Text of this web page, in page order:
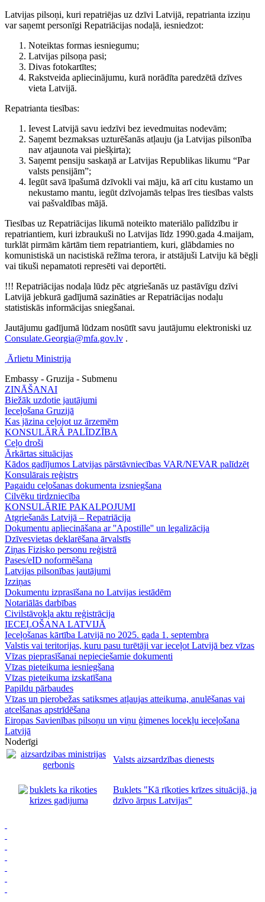
Latvijas pilsoņi, kuri repatriējas uz dzīvi Latvijā, repatrianta izziņu
var saņemt personīgi Repatriācijas nodaļā, iesniedzot:
Noteiktas formas iesniegumu;
Latvijas pilsoņa pasi;
Divas fotokartītes;
Rakstveida apliecinājumu, kurā norādīta paredzētā dzīves
vieta Latvijā.
Repatrianta tiesības:
Ievest Latvijā savu iedzīvi bez ievedmuitas nodevām;
Saņemt bezmaksas uzturēšanās atļauju (ja Latvijas pilsonība
nav atjaunota vai piešķirta);
Saņemt pensiju saskaņā ar Latvijas Republikas likumu “Par
valsts pensijām”;
Iegūt savā īpašumā dzīvokli vai māju, kā arī citu kustamo un
nekustamo mantu, iegūt dzīvojamās telpas īres tiesības valsts
vai pašvaldības mājā.
Tiesības uz Repatriācijas likumā noteikto materiālo palīdzību ir
repatriantiem, kuri izbraukuši no Latvijas līdz 1990.gada 4.maijam,
turklāt pirmām kārtām tiem repatriantiem, kuri, glābdamies no
komunistiskā un nacistiskā režīma terora, ir atstājuši Latviju kā bēgļi
vai tikuši nepamatoti represēti vai deportēti.
!!! Repatriācijas nodaļa lūdz pēc atgriešanās uz pastāvīgu dzīvi
Latvijā jebkurā gadījumā sazināties ar Repatriācijas nodaļu
statistiskās informācijas sniegšanai.
Jautājumu gadījumā lūdzam nosūtīt savu jautājumu elektroniski uz
Consulate.Georgia@mfa.gov.lv .
Ārlietu Ministrija
Embassy - Gruzija - Submenu
ZINĀŠANAI
Biežāk uzdotie jautājumi
Ieceļošana Gruzijā
Kas jāzina ceļojot uz ārzemēm
KONSULĀRĀ PALĪDZĪBA
Ceļo droši
Ārkārtas situācijas
Kādos gadījumos Latvijas pārstāvniecības VAR/NEVAR palīdzēt
Konsulārais reģistrs
Pagaidu ceļošanas dokumenta izsniegšana
Cilvēku tirdzniecība
KONSULĀRIE PAKALPOJUMI
Atgriešanās Latvijā – Repatriācija
Dokumentu apliecināšana ar ''Apostille'' un legalizācija
Dzīvesvietas deklarēšana ārvalstīs
Ziņas Fizisko personu reģistrā
Pases/eID noformēšana
Latvijas pilsonības jautājumi
Izziņas
Dokumentu izprasīšana no Latvijas iestādēm
Notariālās darbības
Civilstāvokļa aktu reģistrācija
IECEĻOŠANA LATVIJĀ
Ieceļošanas kārtība Latvijā no 2025. gada 1. septembra
Valstis vai teritorijas, kuru pasu turētāji var ieceļot Latvijā bez vīzas
Vīzas pieprasīšanai nepieciešamie dokumenti
Vīzas pieteikuma iesniegšana
Vīzas pieteikuma izskatīšana
Papildu pārbaudes
Vīzas un pierobežas satiksmes atļaujas atteikuma, anulēšanas vai
atcelšanas apstrīdēšana
Eiropas Savienības pilsoņu un viņu ģimenes locekļu ieceļošana
Latvijā
Noderīgi
Valsts aizsardzības dienests
Buklets "Kā rīkoties krīzes situācijā, ja
dzīvo ārpus Latvijas"